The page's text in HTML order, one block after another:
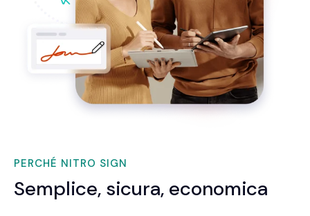
PERCHÉ NITRO SIGN
Semplice, sicura, economica